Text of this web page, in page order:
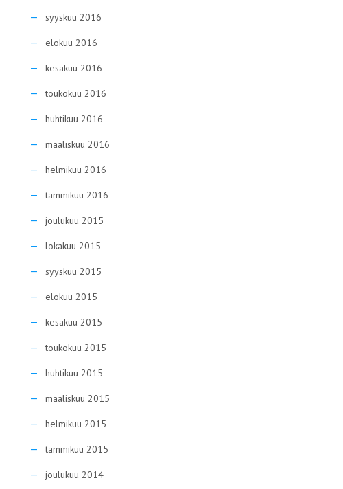
syyskuu 2016
elokuu 2016
kesäkuu 2016
toukokuu 2016
huhtikuu 2016
maaliskuu 2016
helmikuu 2016
tammikuu 2016
joulukuu 2015
lokakuu 2015
syyskuu 2015
elokuu 2015
kesäkuu 2015
toukokuu 2015
huhtikuu 2015
maaliskuu 2015
helmikuu 2015
tammikuu 2015
joulukuu 2014